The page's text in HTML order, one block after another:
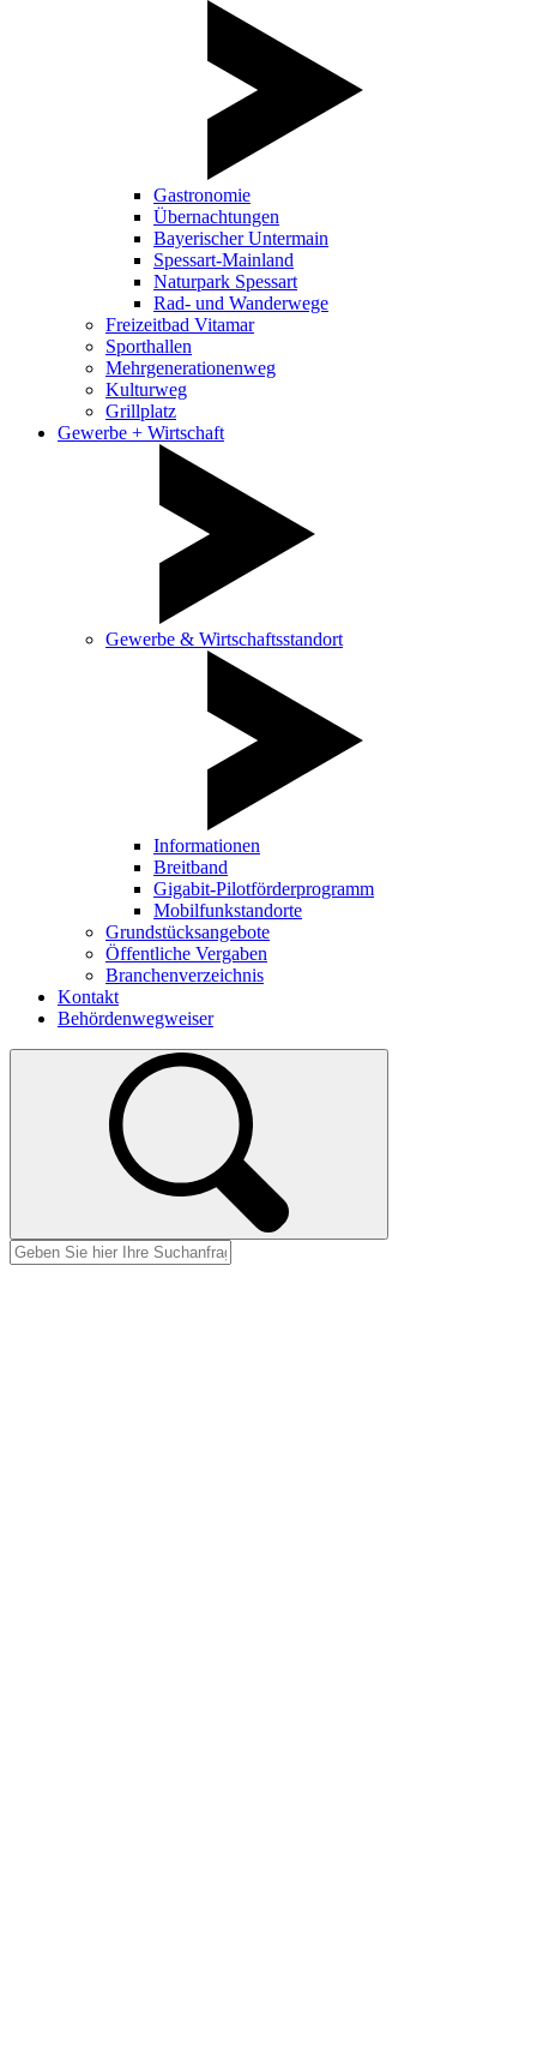
Gastronomie
Übernachtungen
Bayerischer Untermain
Spessart-Mainland
Naturpark Spessart
Rad- und Wanderwege
Freizeitbad Vitamar
Sporthallen
Mehrgenerationenweg
Kulturweg
Grillplatz
Gewerbe + Wirtschaft
Gewerbe & Wirtschaftsstandort
Informationen
Breitband
Gigabit-Pilotförderprogramm
Mobilfunkstandorte
Grundstücksangebote
Öffentliche Vergaben
Branchenverzeichnis
Kontakt
Behördenwegweiser